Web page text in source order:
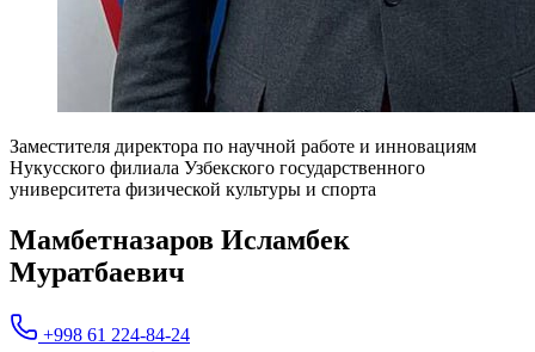
Заместителя директора по научной работе и инновациям
Нукусского филиала Узбекского государственного
университета физической культуры и спорта
Мамбетназаров Исламбек
Муратбаевич
+998 61 224-84-24